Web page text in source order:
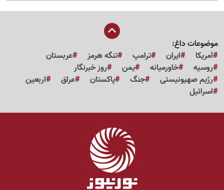
موضوعات داغ:
آمریکا
ایران ترامپ تنگه هرمز
عربستان
روسیه
خاورمیانه یمن
روز خبرنگار
رژیم صهیونیستی
جنگ پاکستان عراق
اربعین
اسرائیل